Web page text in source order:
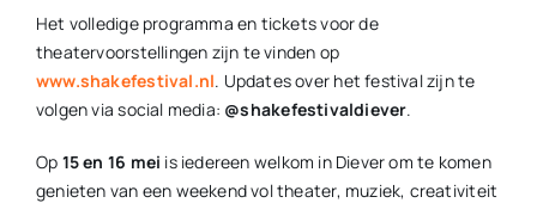
Het volledige programma en tickets voor de
theatervoorstellingen zijn te vinden op
www.shakefestival.nl. Updates over het festival zijn te
volgen via social media: @shakefestivaldiever.
Op 15 en 16 mei is iedereen welkom in Diever om te komen
genieten van een weekend vol theater, muziek, creativiteit